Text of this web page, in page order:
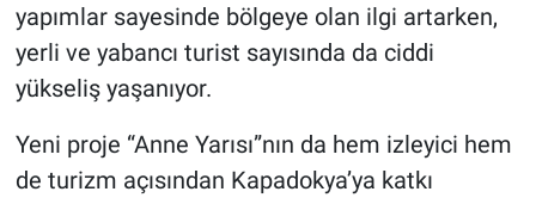
yapımlar sayesinde bölgeye olan ilgi artarken,
yerli ve yabancı turist sayısında da ciddi
yükseliş yaşanıyor.
Yeni proje “Anne Yarısı”nın da hem izleyici hem
de turizm açısından Kapadokya’ya katkı